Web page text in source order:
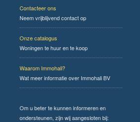
Contacteer ons
Neem vrijblijvend contact op
Onze catalogus
Woningen te huur en te koop
Waarom Immohali?
Wat meer informatie over Immohali BV
Om u beter te kunnen informeren en
ondersteunen, zijn wij aangesloten bij: